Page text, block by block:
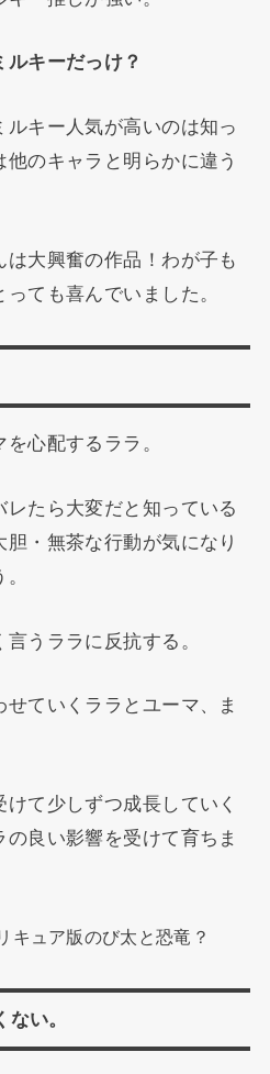
ルキーだっけ？
ルキー人気が高いのは知っ
のキャラと明らかに違う
は大興奮の作品！わが子も
ても喜んでいました。
心配するララ。
レたら大変だと知っている
・無茶な行動が気になり
うララに反抗する。
ていくララとユーマ、ま
て少しずつ成長していく
良い影響を受けて育ちま
キュア版のび太と恐竜？
い。